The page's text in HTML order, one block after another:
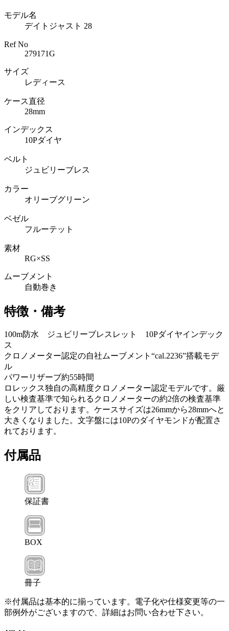
モデル名
デイトジャスト 28
Ref No
279171G
サイズ
レディース
ケース直径
28mm
インデックス
10Pダイヤ
ベルト
ジュビリーブレス
カラー
オリーブグリーン
ベゼル
フルーテット
素材
RG×SS
ムーブメント
自動巻き
特徴・備考
100m防水 ジュビリーブレスレット 10Pダイヤインデック
ス
クロノメーター認定の自社ムーブメント“cal.2236”搭載モデ
ル
パワーリザーブ約55時間
ロレックス独自の高精度クロノメーター認定モデルです。厳
しい検査基準で知られるクロノメーターの約2倍の検査基準
をクリアしております。ケースサイズは26mmから28mmへと
大きくなりました。文字盤には10Pのダイヤモンドが配置さ
れております。
付属品
保証書
BOX
冊子
※付属品は基本的に揃っています。電子化や仕様変更等の一
部例外がございますので、詳細はお問い合わせ下さい。